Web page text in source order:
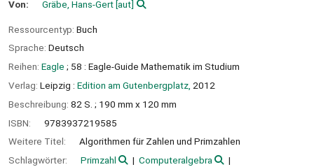
Von: Gräbe, Hans-Gert[aut]
Ressourcentyp: Buch
Sprache: Deutsch
Reihen: Eagle ; 58 : Eagle-Guide Mathematik im Studium
Verlag: Leipzig : Edition am Gutenbergplatz, 2012
Beschreibung: 82 S. ; 190 mm x 120 mm
ISBN:
9783937219585
Weitere Titel:
Algorithmen für Zahlen und Primzahlen
Schlagwörter:
Primzahl
Computeralgebra